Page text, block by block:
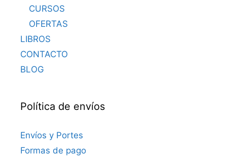
CURSOS
OFERTAS
LIBROS
CONTACTO
BLOG
Política de envíos
Envíos y Portes
Formas de pago